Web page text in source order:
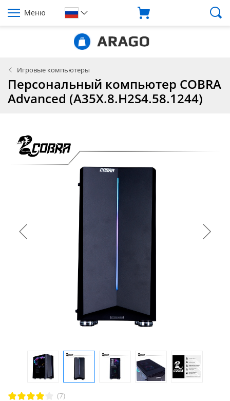
Меню
Игровые компьютеры
Персональный компьютер COBRA
Advanced (A35X.8.H2S4.58.1244)
(7)